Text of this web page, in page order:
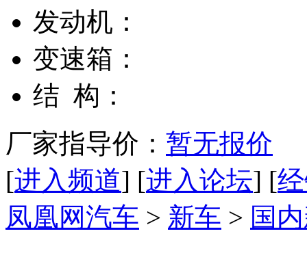
发动机：
变速箱：
结 构：
厂家指导价： 暂无报价
[进入频道] [进入论坛] [
凤凰网汽车 > 新车 > 国